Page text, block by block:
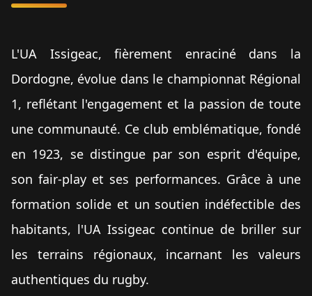
L'UA Issigeac, fièrement enraciné dans la
Dordogne, évolue dans le championnat Régional
1, reflétant l'engagement et la passion de toute
une communauté. Ce club emblématique, fondé
en 1923, se distingue par son esprit d'équipe,
son fair-play et ses performances. Grâce à une
formation solide et un soutien indéfectible des
habitants, l'UA Issigeac continue de briller sur
les terrains régionaux, incarnant les valeurs
authentiques du rugby.